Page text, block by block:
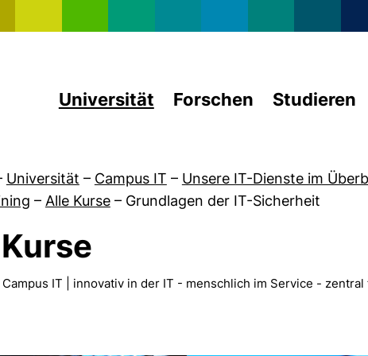
Universität Forschen Studieren
Universität – Campus IT – Unsere IT-Dienste im
– Alle Kurse – Grundlagen der IT-Sicherheit
50 Jahre RZ
IT | innovativ in der IT - menschlich im Service -